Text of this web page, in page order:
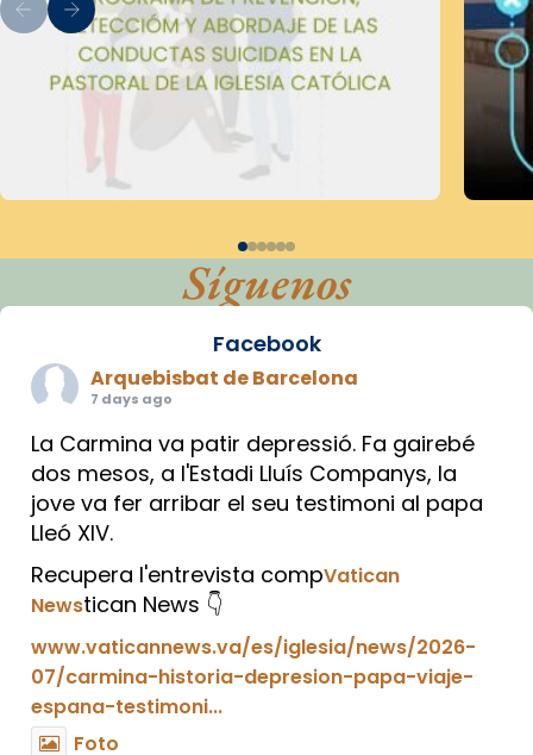
Síguenos
Facebook
Arquebisbat de Barcelona
7 days ago
La Carmina va patir depressió. Fa gairebé
dos mesos, a l'Estadi Lluís Companys, la
jove va fer arribar el seu testimoni al papa
Lleó XIV.
Recupera l'entrevista compVatican
Newstican News 👇
www.vaticannews.va/es/iglesia/news/2026-
07/carmina-historia-depresion-papa-viaje-
espana-testimoni...
Foto